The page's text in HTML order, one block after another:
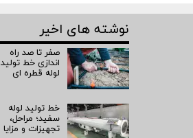
نوشته های اخیر
صفر تا صد راه‌
اندازی خط تولید
لوله قطره ای
خط تولید لوله
سفید؛ مراحل،
تجهیزات و مزایا